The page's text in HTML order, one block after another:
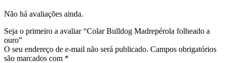
Não há avaliações ainda.
Seja o primeiro a avaliar “Colar Bulldog Madrepérola folheado a
ouro”
O seu endereço de e-mail não será publicado. Campos obrigatórios
são marcados com *